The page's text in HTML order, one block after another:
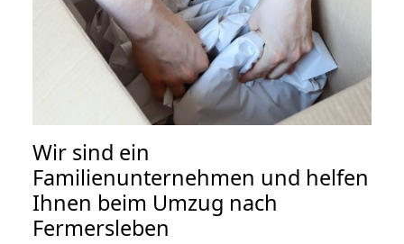
Wir sind ein
Familienunternehmen und helfen
Ihnen beim Umzug nach
Fermersleben